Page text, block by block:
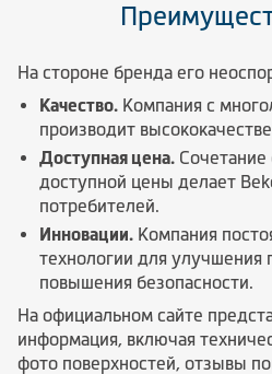
На стороне бренда его
Качество. Компания с
производит
Доступная цена. Сочетание
доступной цены делает
потребителей.
Инновации. Компания
технологии для улучшения
повышения безопасности.
На официальном сайте
информация, включая
фото поверхностей, отзывы